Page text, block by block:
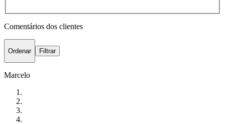
Comentários dos clientes
Ordenar Filtrar
Marcelo